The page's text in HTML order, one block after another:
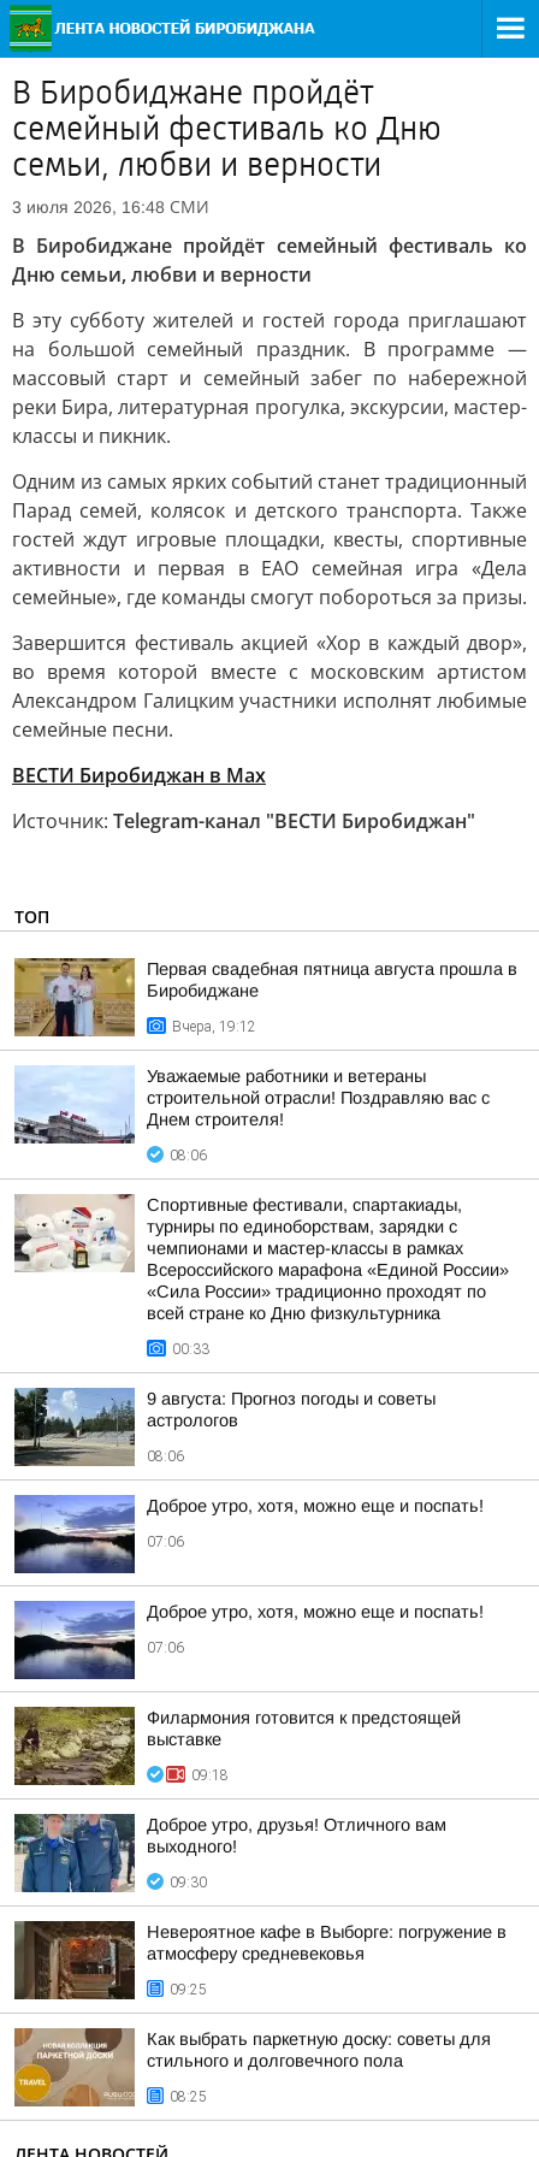
В Биробиджане пройдёт
семейный фестиваль ко Дню
семьи, любви и верности
3 июля 2026, 16:48 СМИ
В Биробиджане пройдёт семейный фестиваль ко
Дню семьи, любви и верности
В эту субботу жителей и гостей города приглашают
на большой семейный праздник. В программе —
массовый старт и семейный забег по набережной
реки Бира, литературная прогулка, экскурсии, мастер-
классы и пикник.
Одним из самых ярких событий станет традиционный
Парад семей, колясок и детского транспорта. Также
гостей ждут игровые площадки, квесты, спортивные
активности и первая в ЕАО семейная игра «Дела
семейные», где команды смогут побороться за призы.
Завершится фестиваль акцией «Хор в каждый двор»,
во время которой вместе с московским артистом
Александром Галицким участники исполнят любимые
семейные песни.
ВЕСТИ Биробиджан в Мах
Источник: Telegram-канал "ВЕСТИ Биробиджан"
ТОП
Первая свадебная пятница августа прошла в
Биробиджане
Вчера, 19:12
Уважаемые работники и ветераны
строительной отрасли! Поздравляю вас с
Днем строителя!
08:06
Спортивные фестивали, спартакиады,
турниры по единоборствам, зарядки с
чемпионами и мастер-классы в рамках
Всероссийского марафона «Единой России»
«Сила России» традиционно проходят по
всей стране ко Дню физкультурника
00:33
9 августа: Прогноз погоды и советы
астрологов
08:06
Доброе утро, хотя, можно еще и поспать!
07:06
Доброе утро, хотя, можно еще и поспать!
07:06
Филармония готовится к предстоящей
выставке
09:18
Доброе утро, друзья! Отличного вам
выходного!
09:30
Невероятное кафе в Выборге: погружение в
атмосферу средневековья
09:25
Как выбрать паркетную доску: советы для
стильного и долговечного пола
08:25